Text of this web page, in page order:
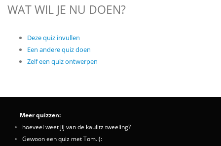
WAT WIL JE NU DOEN?
Deze quiz invullen
Een andere quiz doen
Zelf een quiz ontwerpen
Meer quizzen:
hoeveel weet jij van de kaulitz tweeling?
Gewoon een quiz met Tom. (: